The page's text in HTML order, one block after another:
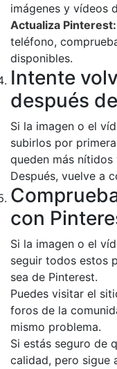
imágenes y vídeos
Actualiza Pinterest:
teléfono,
disponibles.
Intente
después
Si la imagen o el
subirlos por
queden más nítidos
Después, vuelve a
con
Si la imagen o el
seguir todos estos
sea de Pinterest.
Puedes visitar el
foros de la
mismo problema.
Si estás seguro de
calidad, pero sigue